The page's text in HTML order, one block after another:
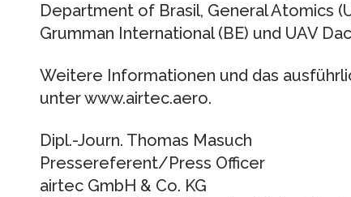
Department of Brasil, General Atomics
Grumman International (BE) und UAV
Weitere Informationen und das
unter www.airtec.aero.
Dipl.-Journ. Thomas Masuch
Pressereferent/Press Officer
airtec GmbH & Co. KG